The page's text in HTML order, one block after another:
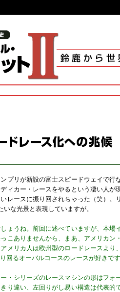
プリが新設の富士スピードウェイで行
ィカー・レースをやるという凄い人が
レースに振り回されちゃった（笑）。
いな光景と表現していますが。
ょうね。前回に述べていますが、本場
こありませんから、まあ、アメリカン
メリカ人は欧州型のロードレースより
回るオーバルコースのレースが好きです
・シリーズのレースマシンの形はフォ
り違い、左回りがし易い構造は代表的